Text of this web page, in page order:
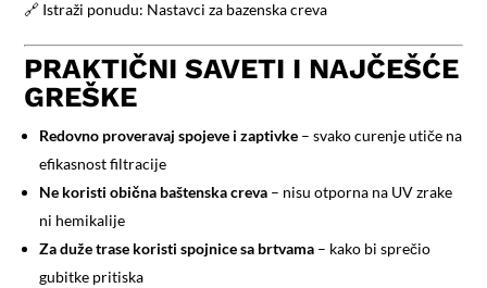
🔗 Istraži ponudu: Nastavci za bazenska creva
PRAKTIČNI SAVETI I NAJČEŠĆE
GREŠKE
Redovno proveravaj spojeve i zaptivke – svako curenje utiče na
efikasnost filtracije
Ne koristi obična baštenska creva – nisu otporna na UV zrake
ni hemikalije
Za duže trase koristi spojnice sa brtvama – kako bi sprečio
gubitke pritiska